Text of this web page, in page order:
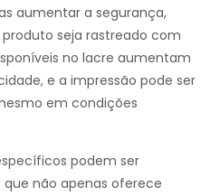
aumentar a segurança,
seja rastreado com
no lacre aumentam
e a impressão pode ser
em condições
podem ser
não apenas oferece